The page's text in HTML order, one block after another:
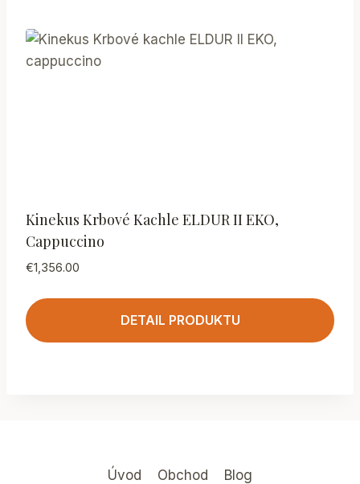
Kinekus Krbové Kachle ELDUR II EKO,
Cappuccino
€1,356.00
DETAIL PRODUKTU
Úvod Obchod Blog